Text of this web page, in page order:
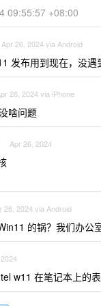
09:55:57 +08:00
Apr 26, 2024 via Android
发布用到现在，没遇
26, 2024 via iPhone
啥问题
Apr 26, 2024
26, 2024 via Android
的锅？我们办公
w11 在笔记本上的